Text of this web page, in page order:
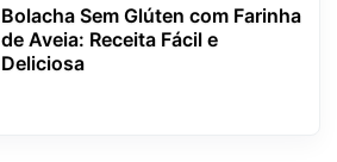
Bolacha Sem Glúten com Farinha
de Aveia: Receita Fácil e
Deliciosa